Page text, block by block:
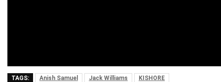
TAGS: Anish Samuel Jack Williams
KISHORE